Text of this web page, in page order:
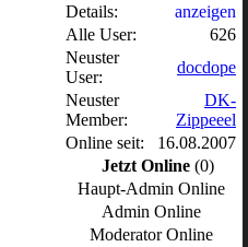
Details:
anzeigen
Alle User:
626
Neuster
User:
docdope
Neuster
Member:
DK-
Zippeeel
Online seit:
16.08.2007
Jetzt Online (0)
Haupt-Admin Online
Admin Online
Moderator Online